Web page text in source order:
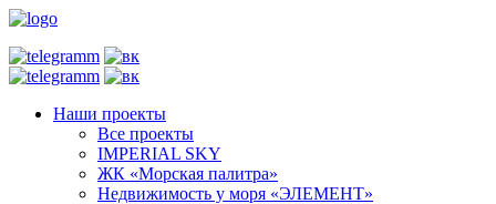
Наши проекты
Все проекты
IMPERIAL SKY
ЖК «Морская палитра»
Недвижимость у моря «ЭЛЕМЕНТ»